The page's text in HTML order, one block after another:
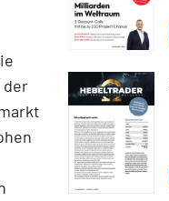
der